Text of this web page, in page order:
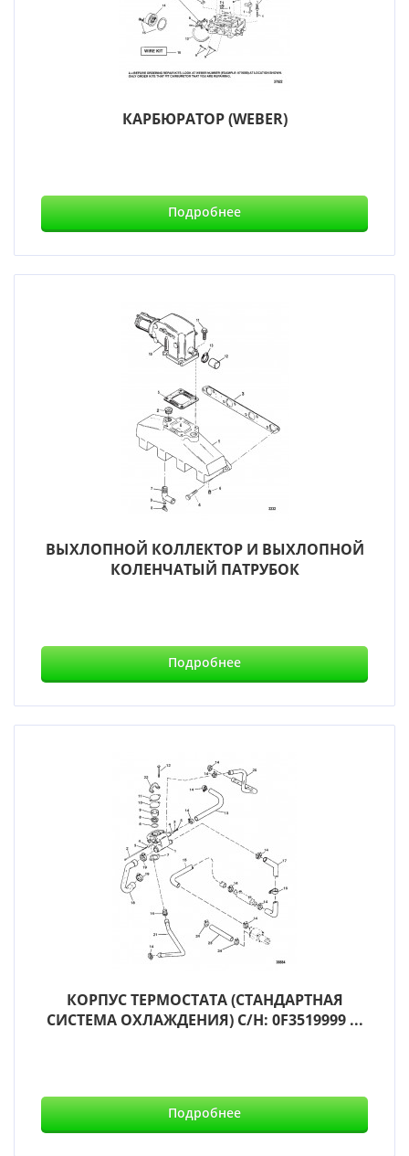
КАРБЮРАТОР (WEBER)
Подробнее
ВЫХЛОПНОЙ КОЛЛЕКТОР И ВЫХЛОПНОЙ
КОЛЕНЧАТЫЙ ПАТРУБОК
Подробнее
КОРПУС ТЕРМОСТАТА (СТАНДАРТНАЯ
СИСТЕМА ОХЛАЖДЕНИЯ) С/Н: 0F3519999 ...
Подробнее